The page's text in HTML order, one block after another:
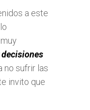
a este
no sufrir las
invito que